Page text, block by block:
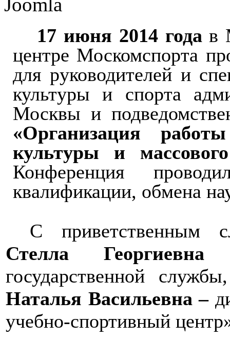
17 июня 2014 годав
центре Москомспорта
для руководителей и
культуры и спорта
Москвы и
«Организация
культуры и
Конференция
квалификации, обмена
С приветственным
Стелла Георгиевна-
государственной
Наталья Васильевна –
учебно-спортивный